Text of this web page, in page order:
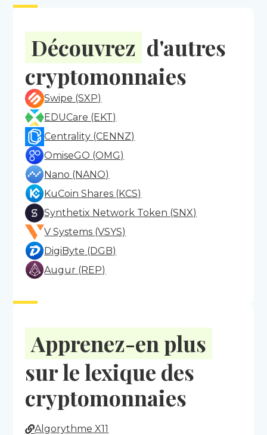
Découvrez d'autres
cryptomonnaies
Swipe (SXP)
EDUCare (EKT)
Centrality (CENNZ)
OmiseGO (OMG)
Nano (NANO)
KuCoin Shares (KCS)
Synthetix Network Token (SNX)
V Systems (VSYS)
DigiByte (DGB)
Augur (REP)
Apprenez-en plus
sur le lexique des
cryptomonnaies
Algorythme X11